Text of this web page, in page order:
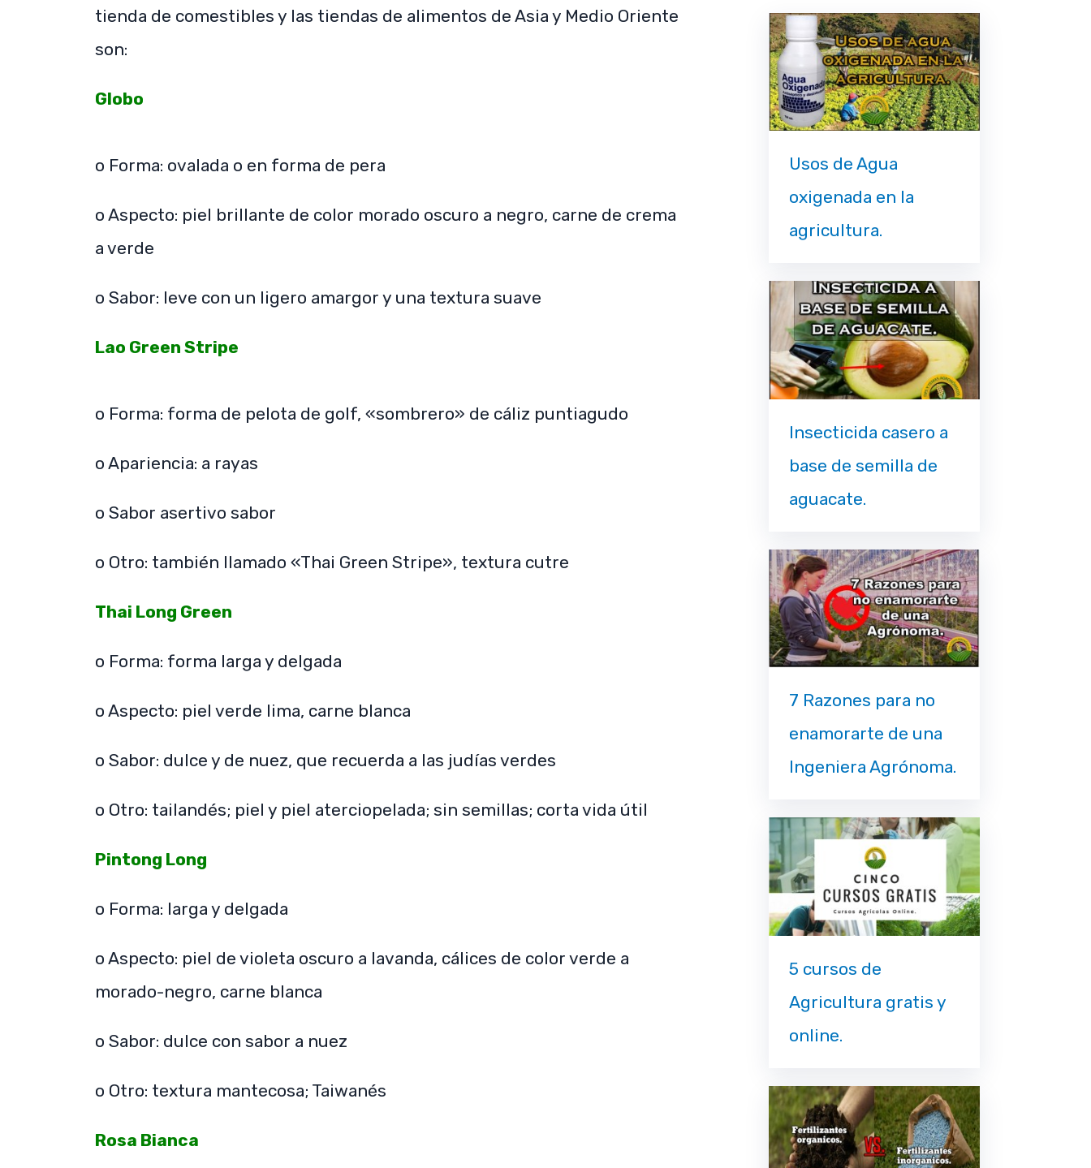
tienda de comestibles y las tiendas de alimentos de Asia y Medio Oriente
son:
Globo
o Forma: ovalada o en forma de pera
o Aspecto: piel brillante de color morado oscuro a negro, carne de crema
a verde
o Sabor: leve con un ligero amargor y una textura suave
Lao Green Stripe
o Forma: forma de pelota de golf, «sombrero» de cáliz puntiagudo
o Apariencia: a rayas
o Sabor asertivo sabor
o Otro: también llamado «Thai Green Stripe», textura cutre
Thai Long Green
o Forma: forma larga y delgada
o Aspecto: piel verde lima, carne blanca
o Sabor: dulce y de nuez, que recuerda a las judías verdes
o Otro: tailandés; piel y piel aterciopelada; sin semillas; corta vida útil
Pintong Long
o Forma: larga y delgada
o Aspecto: piel de violeta oscuro a lavanda, cálices de color verde a
morado-negro, carne blanca
o Sabor: dulce con sabor a nuez
o Otro: textura mantecosa; Taiwanés
Rosa Bianca
Usos de Agua
oxigenada en la
agricultura.
Insecticida casero a
base de semilla de
aguacate.
7 Razones para no
enamorarte de una
Ingeniera Agrónoma.
5 cursos de
Agricultura gratis y
online.